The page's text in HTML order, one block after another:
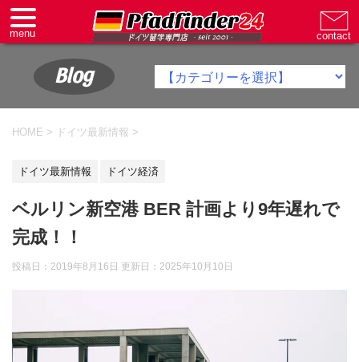
Blog
HOME > ドイツ最新情報 >
ドイツ最新情報 ドイツ経済
ベルリン新空港 BER 計画より9年遅れで
完成！！
投稿日：2019年8月16日 更新日： 2025年10月10日